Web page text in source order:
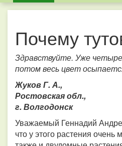
Почему
Здравствуйте. Уже
потом весь цвет
Жуков Г. А.,
Ростовская обл.,
г. Волгодонск
Уважаемый Геннадий
что у этого растения